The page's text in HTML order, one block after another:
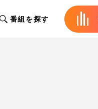
番組を探す